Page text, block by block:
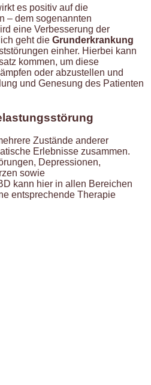
es positiv auf die
– dem sogenannten
eine Verbesserung der
geht die Grunderkrankung
einher. Hierbei kann
kommen, um diese
oder abzustellen und
und Genesung des Patienten
Zustände anderer
Erlebnisse zusammen.
Depressionen,
sowie
kann hier in allen Bereichen
entsprechende Therapie